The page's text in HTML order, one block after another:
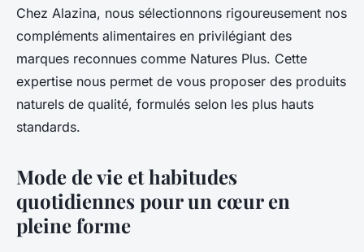
Chez Alazina, nous sélectionnons rigoureusement nos
compléments alimentaires en privilégiant des
marques reconnues comme Natures Plus. Cette
expertise nous permet de vous proposer des produits
naturels de qualité, formulés selon les plus hauts
standards.
Mode de vie et habitudes
quotidiennes pour un cœur en
pleine forme